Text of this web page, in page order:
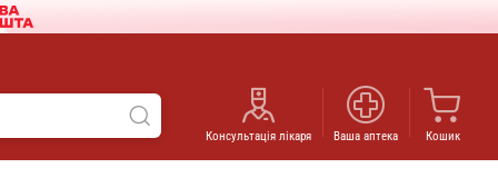
Консультація лікаря Ваша аптека Кошик